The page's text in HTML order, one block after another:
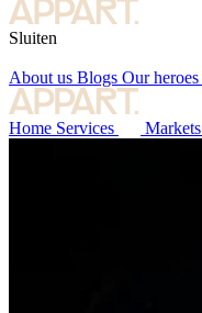
Sluiten
About us Blogs Our heroes
Home Services Markets